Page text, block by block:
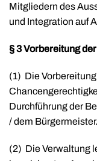
Mitgliedern des
und Integration auf
§ 3 Vorbereitung
(1) Die
Durchführung der
/ dem Bürgermeister.
(2) Die Verwaltung